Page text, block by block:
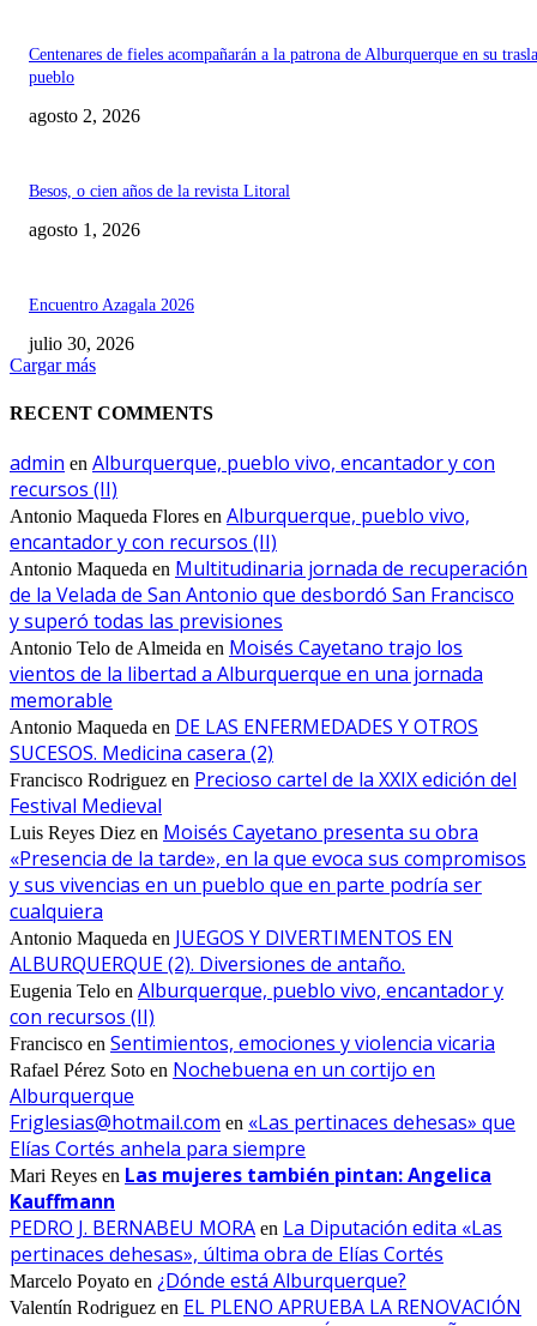
Centenares de fieles acompañarán a la patrona de Alburquerque en su
pueblo
agosto 2, 2026
Besos, o cien años de la revista Litoral
agosto 1, 2026
Encuentro Azagala 2026
julio 30, 2026
Cargar más
RECENT COMMENTS
admin en Alburquerque, pueblo vivo, encantador y con
recursos (II)
Antonio Maqueda Flores en Alburquerque, pueblo vivo,
encantador y con recursos (II)
Antonio Maqueda en Multitudinaria jornada de recuperación
de la Velada de San Antonio que desbordó San Francisco
y superó todas las previsiones
Antonio Telo de Almeida en Moisés Cayetano trajo los
vientos de la libertad a Alburquerque en una jornada
memorable
Antonio Maqueda en DE LAS ENFERMEDADES Y OTROS
SUCESOS. Medicina casera (2)
Francisco Rodriguez en Precioso cartel de la XXIX edición del
Festival Medieval
Luis Reyes Diez en Moisés Cayetano presenta su obra
«Presencia de la tarde», en la que evoca sus compromisos
y sus vivencias en un pueblo que en parte podría ser
cualquiera
Antonio Maqueda en JUEGOS Y DIVERTIMENTOS EN
ALBURQUERQUE (2). Diversiones de antaño.
Eugenia Telo en Alburquerque, pueblo vivo, encantador y
con recursos (II)
Francisco en Sentimientos, emociones y violencia vicaria
Rafael Pérez Soto en Nochebuena en un cortijo en
Alburquerque
Friglesias@hotmail.com en «Las pertinaces dehesas» que
Elías Cortés anhela para siempre
Mari Reyes en Las mujeres también pintan: Angelica
Kauffmann
PEDRO J. BERNABEU MORA en La Diputación edita «Las
pertinaces dehesas», última obra de Elías Cortés
Marcelo Poyato en ¿Dónde está Alburquerque?
Valentín Rodriguez en EL PLENO APRUEBA LA RENOVACIÓN